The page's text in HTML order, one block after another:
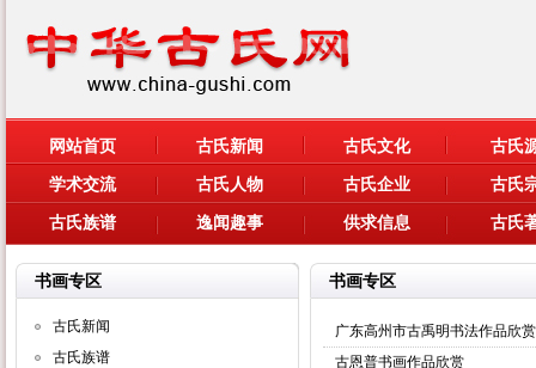
网站首页 古氏新闻 古氏文化
古氏
学术交流
古氏人物 古氏企业
古氏
古氏族谱
逸闻趣事 供求信息 古氏
书画专区
古氏新闻
古氏族谱
书画专区
广东高州市古禹明书法作品欣赏
古恩普书画作品欣赏